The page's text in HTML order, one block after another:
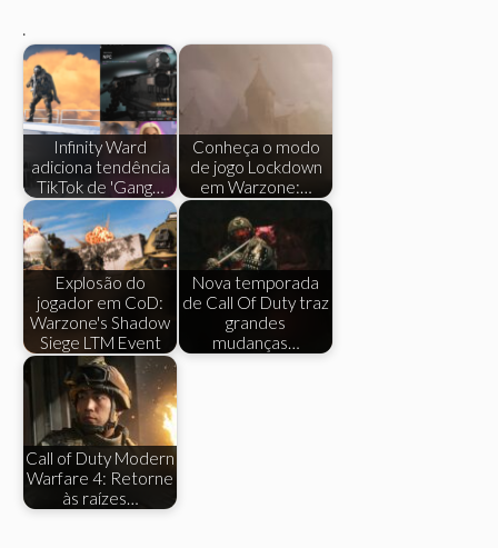
.
Infinity Ward
adiciona tendência
TikTok de 'Gang…
Conheça o modo
de jogo Lockdown
em Warzone:…
Explosão do
jogador em CoD:
Warzone's Shadow
Siege LTM Event
Nova temporada
de Call Of Duty traz
grandes
mudanças…
Call of Duty Modern
Warfare 4: Retorne
às raízes…